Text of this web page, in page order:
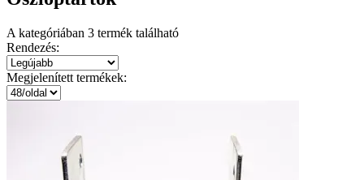
A kategóriában 3 termék található
Rendezés:
Megjelenített termékek: